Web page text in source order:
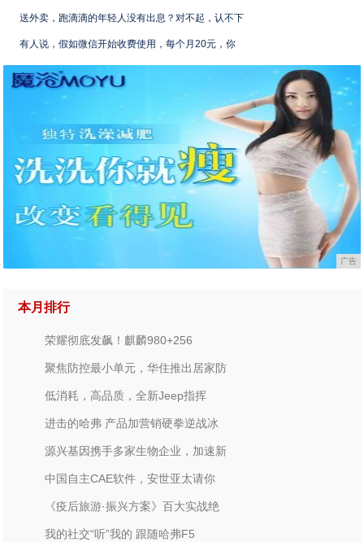
送外卖，跑滴滴的年轻人没有出息？对不起，认不下
有人说，假如微信开始收费使用，每个月20元，你
广告
本月排行
荣耀彻底发飙！麒麟980+256
聚焦防控最小单元，华住推出居家防
低消耗，高品质，全新Jeep指挥
进击的哈弗 产品加营销硬拳逆战冰
源兴基因携手多家生物企业，加速新
中国自主CAE软件，安世亚太请你
《疫后旅游·振兴方案》百大实战绝
我的社交“听”我的 跟随哈弗F5